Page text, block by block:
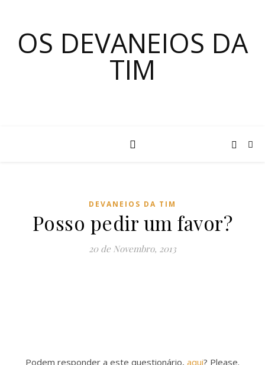
OS DEVANEIOS DA
TIM
DEVANEIOS DA TIM
Posso pedir um favor?
20 de Novembro, 2013
Podem responder a este questionário, aqui? Please.